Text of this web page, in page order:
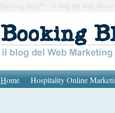
Booking Blog™ – Il blog del Web
Home Hospitality Online